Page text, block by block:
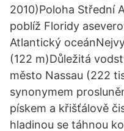
2010)Poloha Střední
poblíž Floridy
Atlantický
(122 m)Důležitá
město Nassau (222
synonymem
pískem a křišťálově
hladinou se táhnou